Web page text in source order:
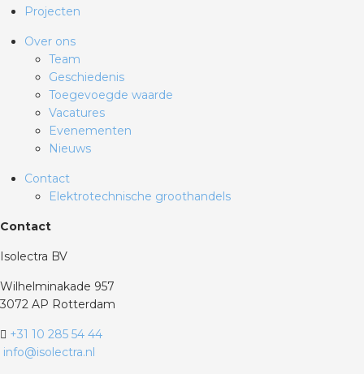
Projecten
Over ons
Team
Geschiedenis
Toegevoegde waarde
Vacatures
Evenementen
Nieuws
Contact
Elektrotechnische groothandels
Contact
Isolectra BV
Wilhelminakade 957
3072 AP Rotterdam
+31 10 285 54 44
info@isolectra.nl